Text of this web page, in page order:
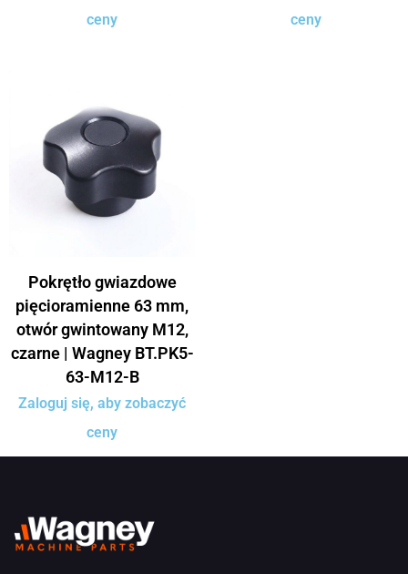
ceny
ceny
Pokrętło gwiazdowe
pięcioramienne 63 mm,
otwór gwintowany M12,
czarne | Wagney BT.PK5-
63-M12-B
Zaloguj się, aby zobaczyć
ceny